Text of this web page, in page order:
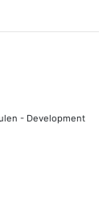
- Development